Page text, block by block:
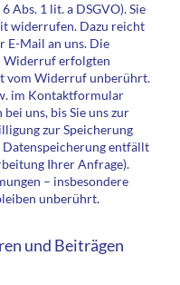
Abs. 1 lit. a DSGVO). Sie
widerrufen. Dazu reicht
E-Mail an uns. Die
Widerruf erfolgten
vom Widerruf unberührt.
im Kontaktformular
uns, bis Sie uns zur
zur Speicherung
entfällt
Ihrer Anfrage).
– insbesondere
unberührt.
und Beiträgen